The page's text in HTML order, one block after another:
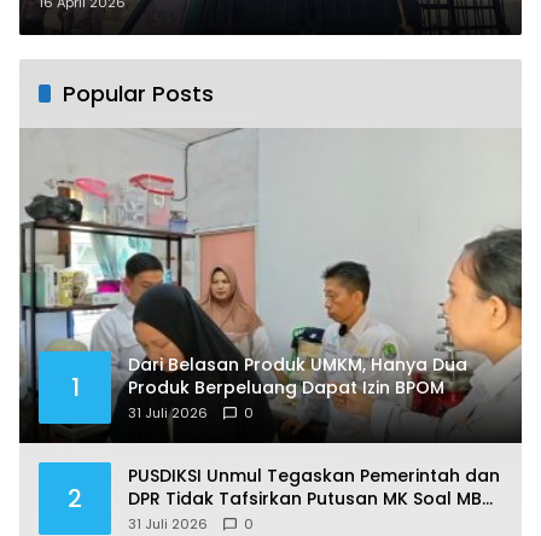
Perbatasan
Popular Posts
1
Dari Belasan Produk UMKM, Hanya Dua
Produk Berpeluang Dapat Izin BPOM
31 Juli 2026 0
2
PUSDIKSI Unmul Tegaskan Pemerintah dan
DPR Tidak Tafsirkan Putusan MK Soal MBG
Sesuka Hati
31 Juli 2026 0